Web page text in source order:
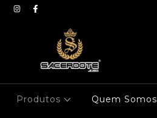
PREMIUM
Produtos Quem Somos